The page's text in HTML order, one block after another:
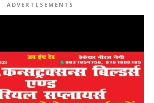
ADVERTISEMENTS